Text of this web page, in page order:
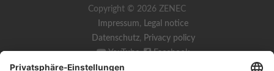
Copyright © 2026 ZENEC
Impressum, Legal notice
Datenschutz, Privacy policy
YouTube,
Facebook
Dokumente zur Produktkonformität
Product Compliance